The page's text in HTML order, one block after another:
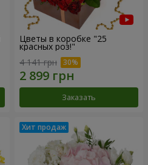
Цветы в коробке "25
красных роз!"
4 141 грн
Заказать